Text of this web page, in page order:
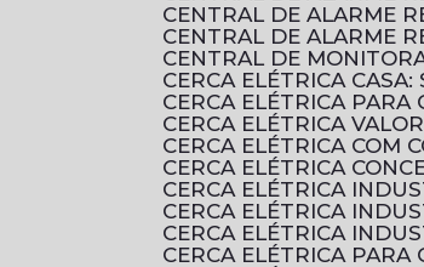
CENTRAL DE ALARME
CENTRAL DE ALARME
CENTRAL DE
CERCA ELÉTRICA
CERCA ELÉTRICA
CERCA ELÉTRICA
CERCA ELÉTRICA COM
CERCA ELÉTRICA
CERCA ELÉTRICA
CERCA ELÉTRICA
CERCA ELÉTRICA
CERCA ELÉTRICA